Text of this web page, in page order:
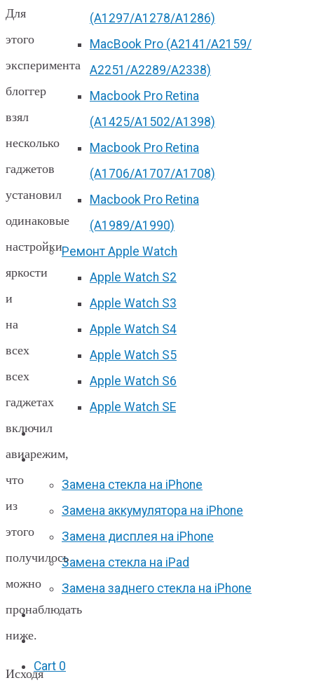
(A1297/A1278/A1286)
MacBook Pro (А2141/А2159/
А2251/A2289/A2338)
Macbook Pro Retina
(А1425/A1502/A1398)
Macbook Pro Retina
(А1706/A1707/A1708)
Macbook Pro Retina
(А1989/A1990)
Ремонт Apple Watch
Apple Watch S2
Apple Watch S3
Apple Watch S4
Apple Watch S5
Apple Watch S6
Apple Watch SE
Отзывы
Акции
Замена стекла на iPhone
Замена аккумулятора на iPhone
Замена дисплея на iPhone
Замена стекла на iPad
Замена заднего стекла на iPhone
Вакансии
F.A.Q
Cart 0
Для
этого
эксперимента
блоггер
взял
несколько
гаджетов
установил
одинаковые
настройки
яркости
и
на
всех
всех
гаджетах
включил
авиарежим,
что
из
этого
получилось
можно
пронаблюдать
ниже.
Исходя